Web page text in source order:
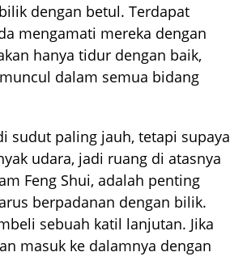
dengan betul. Terdapat
mengamati mereka dengan
hanya tidur dengan baik,
dalam semua bidang
sudut paling jauh, tetapi supaya
udara, jadi ruang di atasnya
Feng Shui, adalah penting
berpadanan dengan bilik.
sebuah katil lanjutan. Jika
masuk ke dalamnya dengan